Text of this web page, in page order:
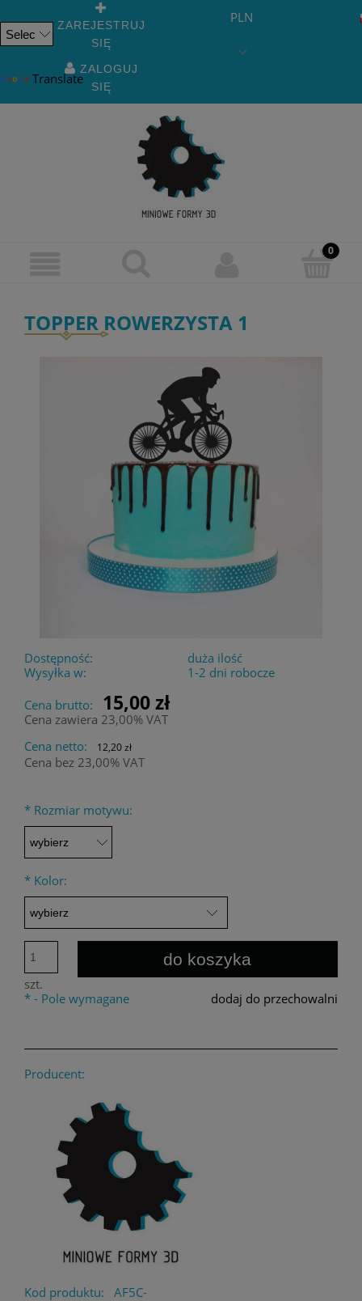
Translate
ZAREJESTRUJ
SIĘ
ZALOGUJ
SIĘ
PLN
TOPPER ROWERZYSTA 1
Dostępność:
duża ilość
Wysyłka w:
1-2 dni robocze
Cena brutto:
15,00 zł
Cena zawiera 23,00% VAT
Cena netto:
12,20 zł
Cena bez 23,00% VAT
* Rozmiar motywu:
* Kolor:
szt.
do koszyka
dodaj do przechowalni
* - Pole wymagane
Producent:
Kod produktu:
AF5C-